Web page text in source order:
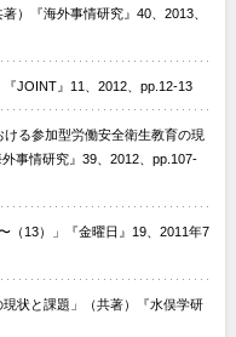
）『海外事情研究』40、2013、
JOINT』11、2012、pp.12-13
る参加型労働安全衛生教育の現
事情研究』39、2012、pp.107-
（13）」『金曜日』19、2011年7
状と課題」（共著）『水俣学研